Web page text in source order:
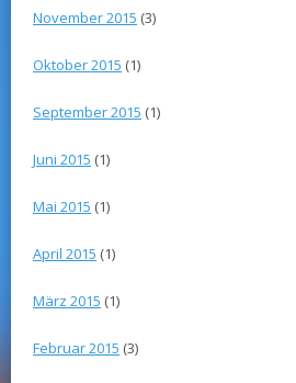
November 2015 (3)
Oktober 2015 (1)
September 2015 (1)
Juni 2015 (1)
Mai 2015 (1)
April 2015 (1)
März 2015 (1)
Februar 2015 (3)